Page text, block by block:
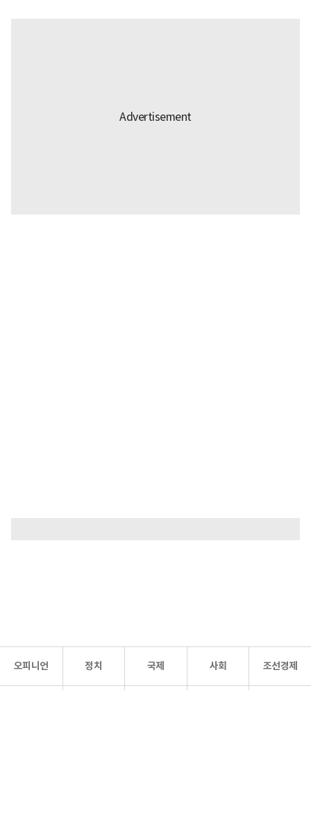
오피니언 정치 국제 사회 조선경제